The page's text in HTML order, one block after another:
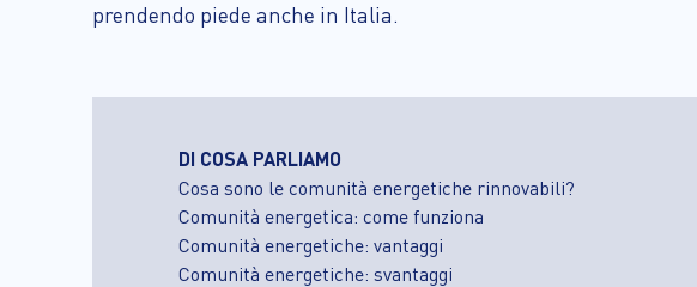
prendendo piede anche in Italia.
DI COSA PARLIAMO
Cosa sono le comunità energetiche rinnovabili?
Comunità energetica: come funziona
Comunità energetiche: vantaggi
Comunità energetiche: svantaggi